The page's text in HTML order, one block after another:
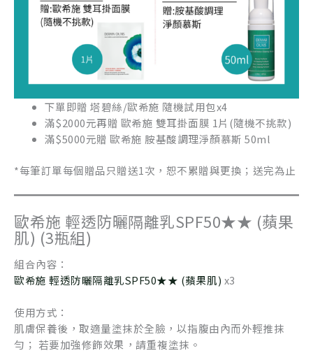
下單即贈 塔碧絲/歐希施 隨機試用包x4
滿$2000元再贈 歐希施 雙耳掛面膜 1片(隨機不挑款)
滿$5000元贈 歐希施 胺基酸調理淨顏慕斯 50ml
*每筆訂單每個贈品只贈送1次，恕不累贈與更換；送完為止
歐希施 輕透防曬隔離乳SPF50★★ (蘋果
肌) (3瓶組)
組合內容：
歐希施 輕透防曬隔離乳SPF50★★ (蘋果肌) x3
使用方式：
肌膚保養後，取適量塗抹於全臉，以指腹由內而外輕推抹
勻； 若要加強修飾效果，請重複塗抹。